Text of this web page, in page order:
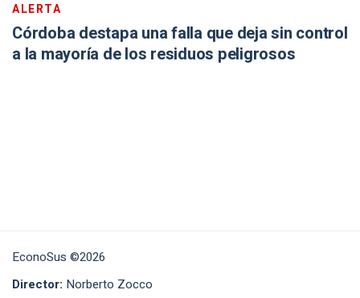
ALERTA
Córdoba destapa una falla que deja sin control
a la mayoría de los residuos peligrosos
EconoSus ©2026
Director: Norberto Zocco